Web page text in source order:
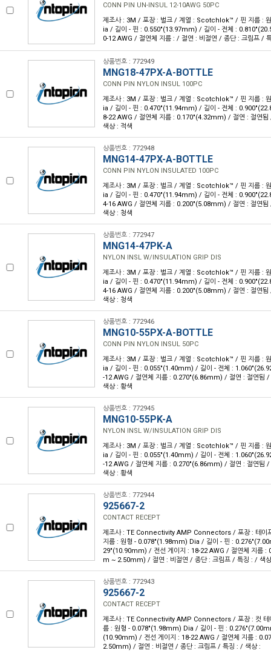
CONN PIN UN-INSUL 12-10AWG 50PC
제조사 : 3M / 포장 : 벌크 / 계열 : Scotchlok™ / 핀 지름 :
ia / 길이 - 핀 : 0.550"(13.97mm) / 길이 - 전체 :
0-12 AWG / 절연체 지름 : / 절연 : 비절연 / 종단 : 크림프 /
상품번호 : 772949
MNG18-47PX-A-BOTTLE
CONN PIN NYLON INSUL 100PC
제조사 : 3M / 포장 : 벌크 / 계열 : Scotchlok™ / 핀 지름 :
ia / 길이 - 핀 : 0.470"(11.94mm) / 길이 - 전체 :
8-22 AWG / 절연체 지름 : 0.170"(4.32mm) / 절연 : 절연
색상 : 적색
상품번호 : 772948
MNG14-47PX-A-BOTTLE
CONN PIN NYLON INSULATED 100PC
제조사 : 3M / 포장 : 벌크 / 계열 : Scotchlok™ / 핀 지름 :
ia / 길이 - 핀 : 0.470"(11.94mm) / 길이 - 전체 :
4-16 AWG / 절연체 지름 : 0.200"(5.08mm) / 절연 : 절연
색상 : 청색
상품번호 : 772947
MNG14-47PK-A
NYLON INSL W/INSULATION GRIP DIS
제조사 : 3M / 포장 : 벌크 / 계열 : Scotchlok™ / 핀 지름 :
ia / 길이 - 핀 : 0.470"(11.94mm) / 길이 - 전체 :
4-16 AWG / 절연체 지름 : 0.200"(5.08mm) / 절연 : 절연
색상 : 청색
상품번호 : 772946
MNG10-55PX-A-BOTTLE
CONN PIN NYLON INSUL 50PC
제조사 : 3M / 포장 : 벌크 / 계열 : Scotchlok™ / 핀 지름 :
ia / 길이 - 핀 : 0.055"(1.40mm) / 길이 - 전체 :
-12 AWG / 절연체 지름 : 0.270"(6.86mm) / 절연 : 절연됨
색상 : 황색
상품번호 : 772945
MNG10-55PK-A
NYLON INSL W/INSULATION GRIP DIS
제조사 : 3M / 포장 : 벌크 / 계열 : Scotchlok™ / 핀 지름 :
ia / 길이 - 핀 : 0.055"(1.40mm) / 길이 - 전체 :
-12 AWG / 절연체 지름 : 0.270"(6.86mm) / 절연 : 절연됨
색상 : 황색
상품번호 : 772944
925667-2
CONTACT RECEPT
제조사 : TE Connectivity AMP Connectors / 포장 : 테이
지름 : 원형 - 0.078"(1.98mm) Dia / 길이 - 핀 :
29"(10.90mm) / 전선 게이지 : 18-22 AWG / 절연체 지름
m ~ 2.50mm) / 절연 : 비절연 / 종단 : 크림프 / 특징 : / 색
상품번호 : 772943
925667-2
CONTACT RECEPT
제조사 : TE Connectivity AMP Connectors / 포장 : 컷 테
름 : 원형 - 0.078"(1.98mm) Dia / 길이 - 핀 :
(10.90mm) / 전선 게이지 : 18-22 AWG / 절연체 지름 :
2.50mm) / 절연 : 비절연 / 종단 : 크림프 / 특징 : / 색상 :